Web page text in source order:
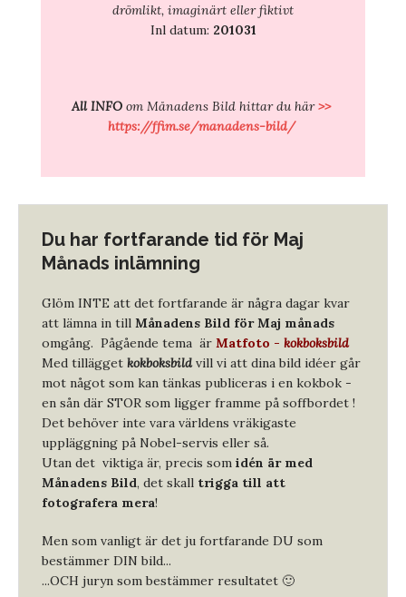
drömlikt, imaginärt eller fiktivt
Inl datum: 201031
All INFO om Månadens Bild hittar du här>>
https://ffim.se/manadens-bild/
Du har fortfarande tid för Maj
Månads inlämning
Glöm INTE att det fortfarande är några dagar kvar
att lämna in till Månadens Bild för Maj månads
omgång. Pågående tema är Matfoto - kokboksbild
Med tillägget kokboksbildvill vi att dina bild idéer går
mot något som kan tänkas publiceras i en kokbok -
en sån där STOR som ligger framme på soffbordet !
Det behöver inte vara världens vräkigaste
uppläggning på Nobel-servis eller så.
Utan det viktiga är, precis som idén är med
Månadens Bild, det skall trigga till att
fotografera mera!
Men som vanligt är det ju fortfarande DU som
bestämmer DIN bild...
...OCH juryn som bestämmer resultatet 🙂